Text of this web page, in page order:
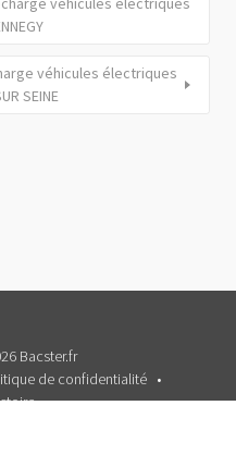
véhicules électriques
SEINE
Bacster.fr
de confidentialité